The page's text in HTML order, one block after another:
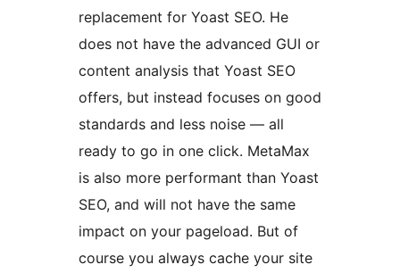
replacement for Yoast SEO. He
does not have the advanced GUI or
content analysis that Yoast SEO
offers, but instead focuses on good
standards and less noise — all
ready to go in one click. MetaMax
is also more performant than Yoast
SEO, and will not have the same
impact on your pageload. But of
course you always cache your site